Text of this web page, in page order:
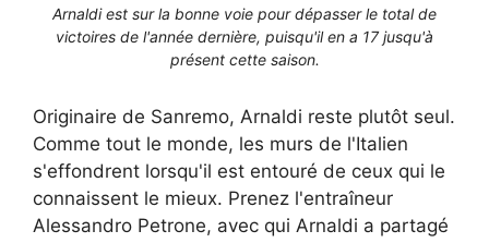
Arnaldi est sur la bonne voie pour dépasser le total de
victoires de l'année dernière, puisqu'il en a 17 jusqu'à
présent cette saison.
Originaire de Sanremo, Arnaldi reste plutôt seul.
Comme tout le monde, les murs de l'Italien
s'effondrent lorsqu'il est entouré de ceux qui le
connaissent le mieux. Prenez l'entraîneur
Alessandro Petrone, avec qui Arnaldi a partagé